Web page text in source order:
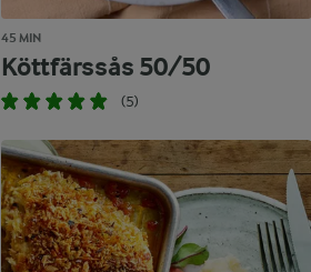
45 MIN
Köttfärssås 50/50
(5)